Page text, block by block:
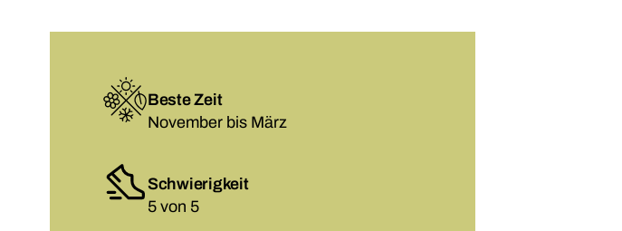
Beste Zeit
November bis März
Schwierigkeit
5 von 5